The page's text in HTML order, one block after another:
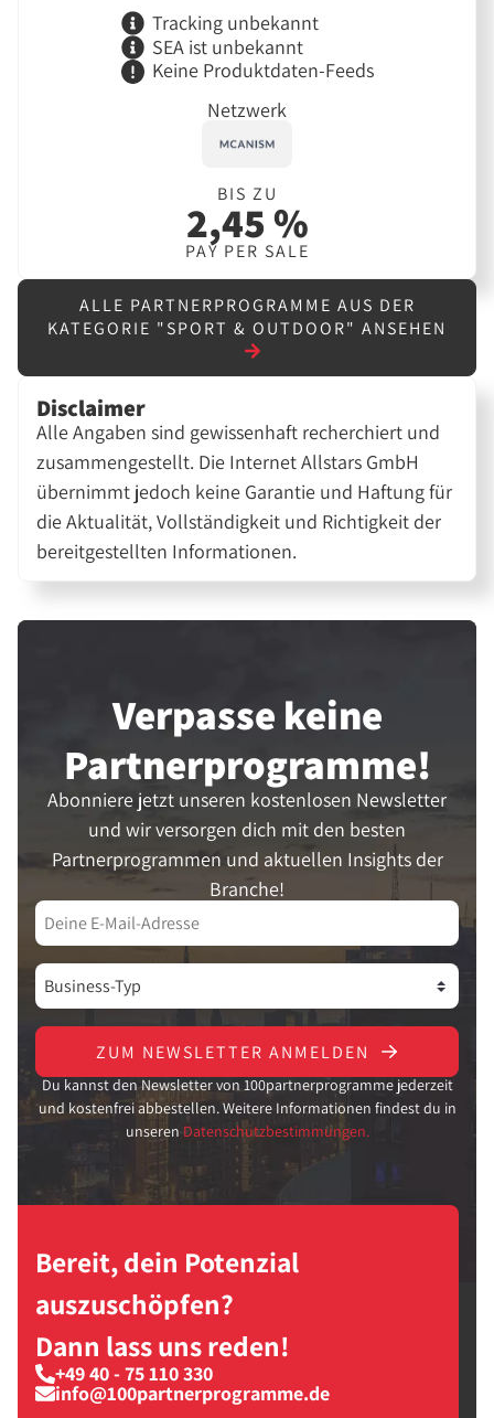
Tracking unbekannt
SEA ist unbekannt
Keine Produktdaten-Feeds
Netzwerk
BIS ZU
2,45 %
PAY PER SALE
ALLE PARTNERPROGRAMME AUS DER
KATEGORIE "SPORT & OUTDOOR" ANSEHEN
Disclaimer
Alle Angaben sind gewissenhaft recherchiert und
zusammengestellt. Die Internet Allstars GmbH
übernimmt jedoch keine Garantie und Haftung für
die Aktualität, Vollständigkeit und Richtigkeit der
bereitgestellten Informationen.
Verpasse keine
Partner­programme!
Abonniere jetzt unseren kostenlosen Newsletter
und wir versorgen dich mit den besten
Partnerprogrammen und aktuellen Insights der
Branche!
ZUM NEWSLETTER ANMELDEN
Du kannst den Newsletter von 100partnerprogramme jederzeit
und kostenfrei abbestellen. Weitere Informationen findest du in
unseren Datenschutzbestimmungen.
Bereit, dein Potenzial
auszuschöpfen?
Dann lass uns reden!
+49 40 - 75 110 330
info@100partnerprogramme.de